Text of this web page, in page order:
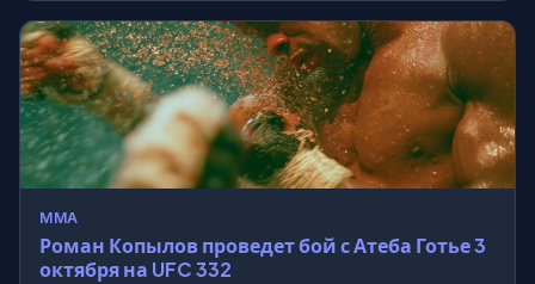
MMA
Роман Копылов проведет бой с Атеба Готье 3
октября на UFC 332